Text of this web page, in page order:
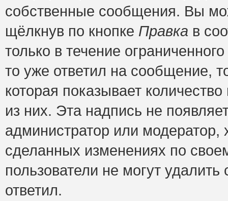
собственные сообщения. Вы
щёлкнув по кнопке Правка в
только в течение
то уже ответил на сообщение,
которая показывает
из них. Эта надпись не
администратор или модератор,
сделанных изменениях по
пользователи не могут
ответил.